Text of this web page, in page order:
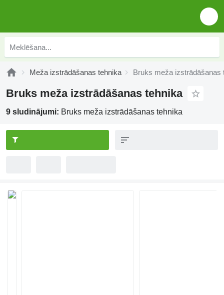
Meža izstrādāšanas tehnika Bruks meža izstrādāšanas
Bruks meža izstrādāšanas tehnika
9 sludinājumi: Bruks meža izstrādāšanas tehnika